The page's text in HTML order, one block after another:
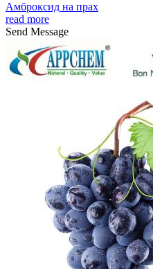
Амброксид на прах
read more
Send Message